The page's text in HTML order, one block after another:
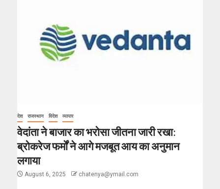
देश राजस्थान विदेश व्यापार
वेदांता ने बाजार का भरोसा जीतना जारी रखा:
ब्रोकरेज फर्मों ने आगे मजबूत आय का अनुमान
लगाया
August 6, 2025 chatenya@ymail.com